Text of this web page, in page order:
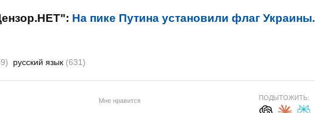
На пике Путина установили флаг Украины.
русский язык (631)
Мне нравится ПОДЫТОЖИТЬ: